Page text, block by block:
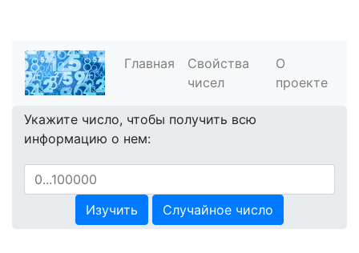
Главная
Свойства
чисел
О
проекте
Укажите число, чтобы получить всю
информацию о нем:
Изучить Случайное число